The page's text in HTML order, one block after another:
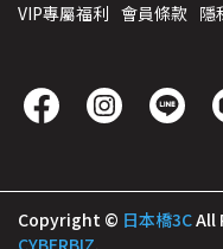
VIP專屬福利 會員條款 隱
Copyright © 日本橋3CAll
CYBERBIZ